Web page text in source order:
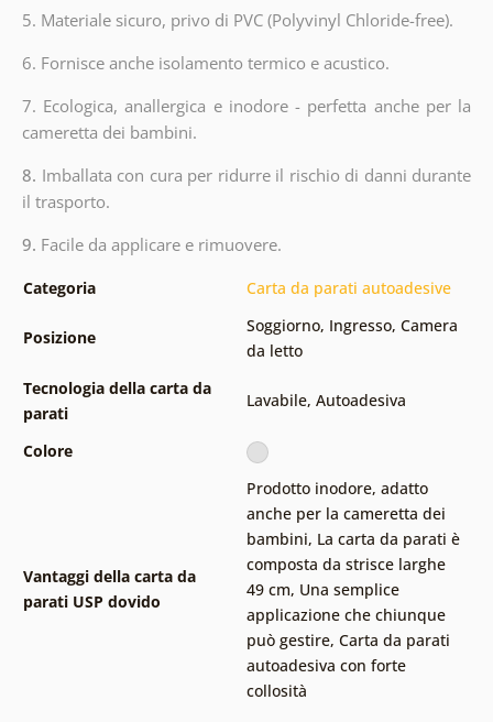
5. Materiale sicuro, privo di PVC (Polyvinyl Chloride-free).
6. Fornisce anche isolamento termico e acustico.
7. Ecologica, anallergica e inodore - perfetta anche per la
cameretta dei bambini.
8. Imballata con cura per ridurre il rischio di danni durante
il trasporto.
9. Facile da applicare e rimuovere.
Categoria Carta da parati autoadesive
Posizione
Soggiorno, Ingresso, Camera
da letto
Tecnologia della carta da
parati
Lavabile, Autoadesiva
Colore
Vantaggi della carta da
parati USP dovido
Prodotto inodore, adatto
anche per la cameretta dei
bambini, La carta da parati è
composta da strisce larghe
49 cm, Una semplice
applicazione che chiunque
può gestire, Carta da parati
autoadesiva con forte
collosità